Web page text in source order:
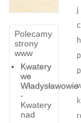
Polecamy
strony
www
Kwatery
we
Władysławowie
-
Kwatery
nad
j